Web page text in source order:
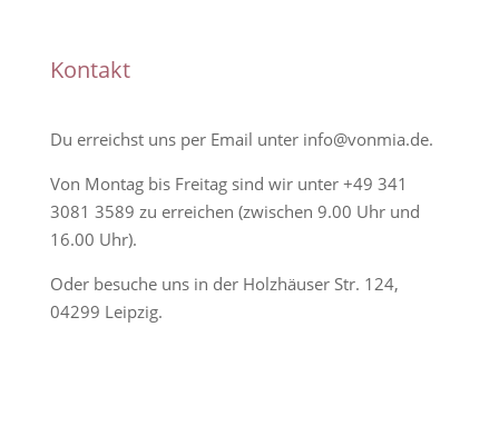
Kontakt
Du erreichst uns per Email unter info@vonmia.de.
Von Montag bis Freitag sind wir unter +49 341
3081 3589 zu erreichen (zwischen 9.00 Uhr und
16.00 Uhr).
Oder besuche uns in der Holzhäuser Str. 124,
04299 Leipzig.